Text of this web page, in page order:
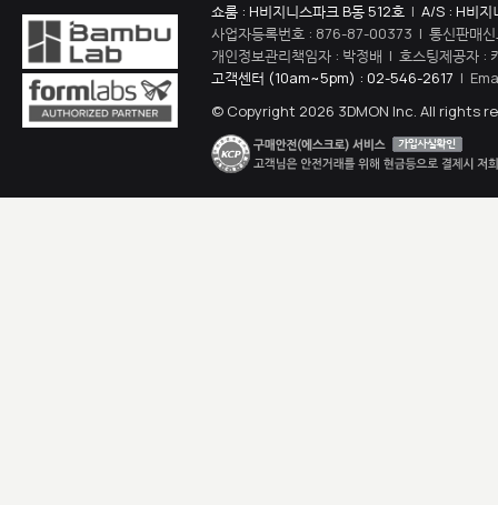
쇼룸 : H비지니스파크 B동 512호 | A/S : H비지
사업자등록번호 : 876-87-00373 | 통신판매
개인정보관리책임자 : 박정배 | 호스팅제공자 :
고객센터 (10am~5pm) : 02-546-2617 |
© Copyright 2026 3DMON Inc. All rights